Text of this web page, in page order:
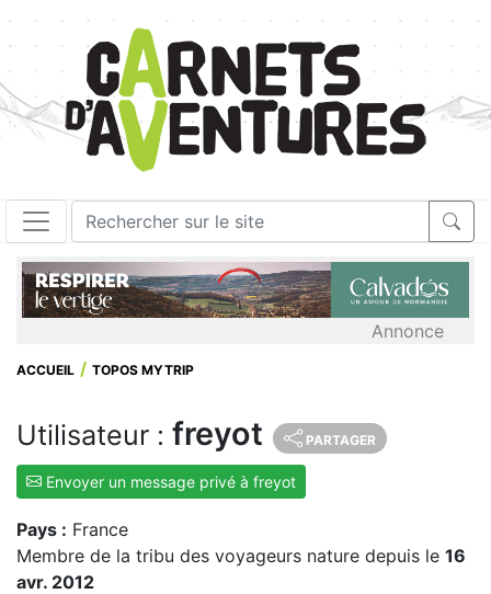
Annonce
ACCUEIL TOPOS MYTRIP
Utilisateur : freyot PARTAGER
Envoyer un message privé à freyot
Pays : France
Membre de la tribu des voyageurs nature depuis le 16
avr. 2012